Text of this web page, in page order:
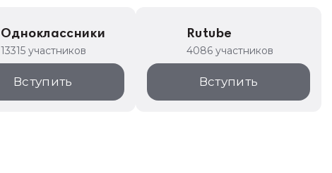
Одноклассники
13315 участников
Вступить
Rutube
4086 участников
Вступить